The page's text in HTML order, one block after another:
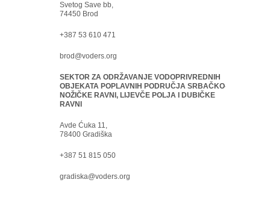
Svetog Save bb,
74450 Brod
+387 53 610 471
brod@voders.org
SEKTOR ZA ODRŽAVANJE VODOPRIVREDNIH
OBJEKATA POPLAVNIH PODRUČJA SRBAČKO-
NOŽIČKE RAVNI, LIJEVČE POLJA I DUBIČKE
RAVNI
Avde Ćuka 11,
78400 Gradiška
+387 51 815 050
gradiska@voders.org